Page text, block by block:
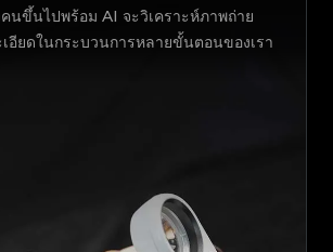
นขึ้นไปพร้อม AI จะวิเคราะห์ภาพถ่าย
อียดในกระบวนการหลายขั้นตอนของเรา